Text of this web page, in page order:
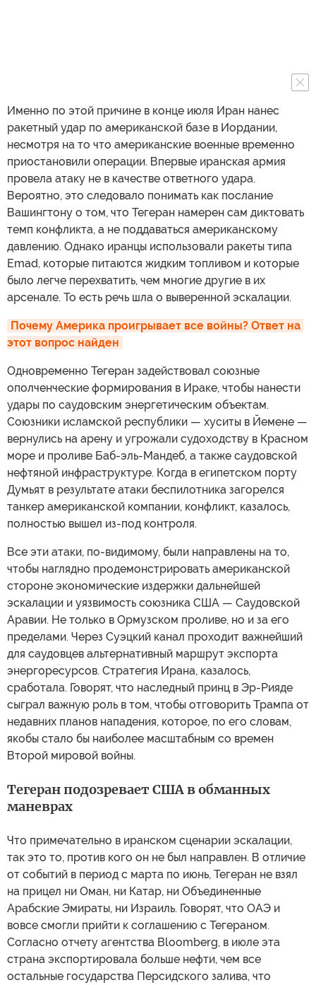
Именно по этой причине в конце июля Иран нанес
ракетный удар по американской базе в Иордании,
несмотря на то что американские военные временно
приостановили операции. Впервые иранская армия
провела атаку не в качестве ответного удара.
Вероятно, это следовало понимать как послание
Вашингтону о том, что Тегеран намерен сам диктовать
темп конфликта, а не поддаваться американскому
давлению. Однако иранцы использовали ракеты типа
Emad, которые питаются жидким топливом и которые
было легче перехватить, чем многие другие в их
арсенале. То есть речь шла о выверенной эскалации.
Почему Америка проигрывает все войны? Ответ на
этот вопрос найден
Одновременно Тегеран задействовал союзные
ополченческие формирования в Ираке, чтобы нанести
удары по саудовским энергетическим объектам.
Союзники исламской республики — хуситы в Йемене —
вернулись на арену и угрожали судоходству в Красном
море и проливе Баб-эль-Мандеб, а также саудовской
нефтяной инфраструктуре. Когда в египетском порту
Думьят в результате атаки беспилотника загорелся
танкер американской компании, конфликт, казалось,
полностью вышел из-под контроля.
Все эти атаки, по-видимому, были направлены на то,
чтобы наглядно продемонстрировать американской
стороне экономические издержки дальнейшей
эскалации и уязвимость союзника США — Саудовской
Аравии. Не только в Ормузском проливе, но и за его
пределами. Через Суэцкий канал проходит важнейший
для саудовцев альтернативный маршрут экспорта
энергоресурсов. Стратегия Ирана, казалось,
сработала. Говорят, что наследный принц в Эр-Рияде
сыграл важную роль в том, чтобы отговорить Трампа от
недавних планов нападения, которое, по его словам,
якобы стало бы наиболее масштабным со времен
Второй мировой войны.
Тегеран подозревает США в обманных
маневрах
Что примечательно в иранском сценарии эскалации,
так это то, против кого он не был направлен. В отличие
от событий в период с марта по июнь, Тегеран не взял
на прицел ни Оман, ни Катар, ни Объединенные
Арабские Эмираты, ни Израиль. Говорят, что ОАЭ и
вовсе смогли прийти к соглашению с Тегераном.
Согласно отчету агентства Bloomberg, в июле эта
страна экспортировала больше нефти, чем все
остальные государства Персидского залива, что